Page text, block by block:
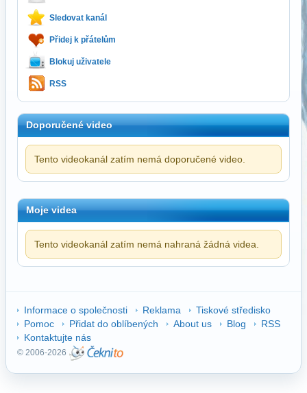
Sledovat kanál
Přidej k přátelům
Blokuj uživatele
RSS
Doporučené video
Tento videokanál zatím nemá doporučené video.
Moje videa
Tento videokanál zatím nemá nahraná žádná videa.
Informace o společnosti Reklama
Tiskové středisko
Pomoc
Přidat do oblíbených About us Blog
RSS
Kontaktujte nás
© 2006-2026